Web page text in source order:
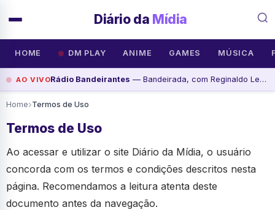
Diário da Mídia
HOME DM PLAY ANIME GAMES MÚSICA
AO VIVORádio Bandeirantes — Bandeirada, com Reginaldo Leme - Programa de, assista agora
Home›Termos de Uso
Termos de Uso
Ao acessar e utilizar o site Diário da Mídia, o usuário
concorda com os termos e condições descritos nesta
página. Recomendamos a leitura atenta deste
documento antes da navegação.